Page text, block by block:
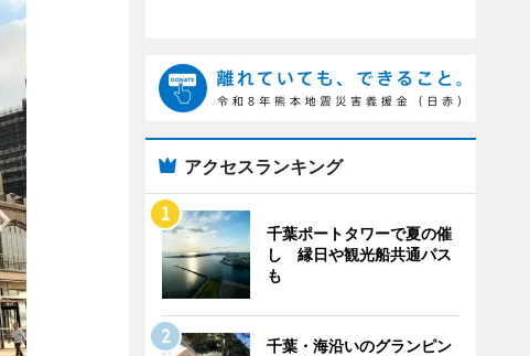
アクセスランキング
千葉ポートタワーで夏の催
し 縁日や観光船共通パス
も
千葉・海沿いのグランピン